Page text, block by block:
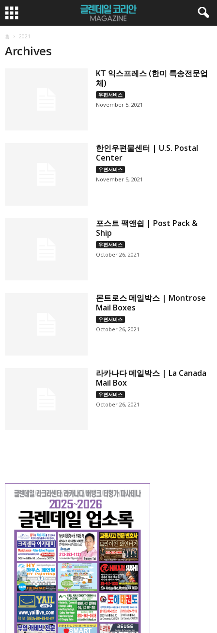
홈 2021
Archives
KT 익스프레스 (한미 특송전문업
체)
우편서비스
November 5, 2021
한인우편물센터 | U.S. Postal
Center
우편서비스
November 5, 2021
포스트 팩앤쉽 | Post Pack &
Ship
우편서비스
October 26, 2021
몬트로스 메일박스 | Montrose
Mail Boxes
우편서비스
October 26, 2021
라카나다 메일박스 | La Canada
Mail Box
우편서비스
October 26, 2021